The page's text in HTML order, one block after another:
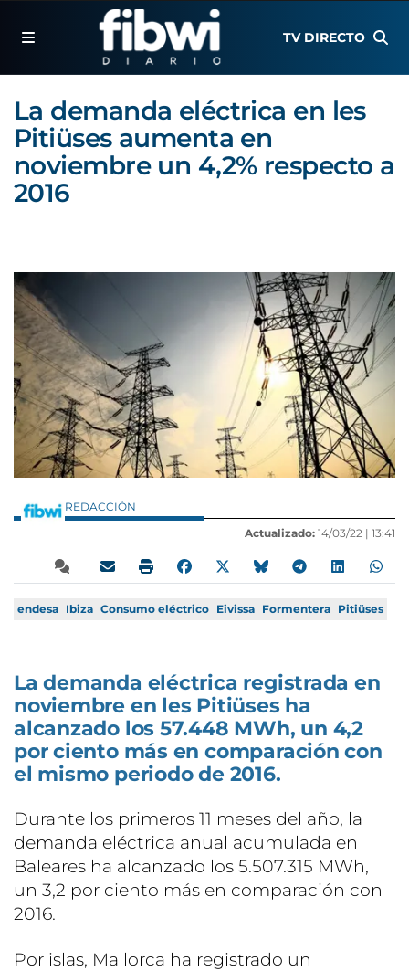
TV DIRECTO
La demanda eléctrica en les
Pitiüses aumenta en
noviembre un 4,2% respecto a
2016
REDACCIÓN
Actualizado: 14/03/22 | 13:41
endesa Ibiza Consumo eléctrico Eivissa Formentera Pitiüses
La demanda eléctrica registrada en
noviembre en les Pitiüses ha
alcanzado los 57.448 MWh, un 4,2
por ciento más en comparación con
el mismo periodo de 2016.
Durante los primeros 11 meses del año, la
demanda eléctrica anual acumulada en
Baleares ha alcanzado los 5.507.315 MWh,
un 3,2 por ciento más en comparación con
2016.
Por islas, Mallorca ha registrado un